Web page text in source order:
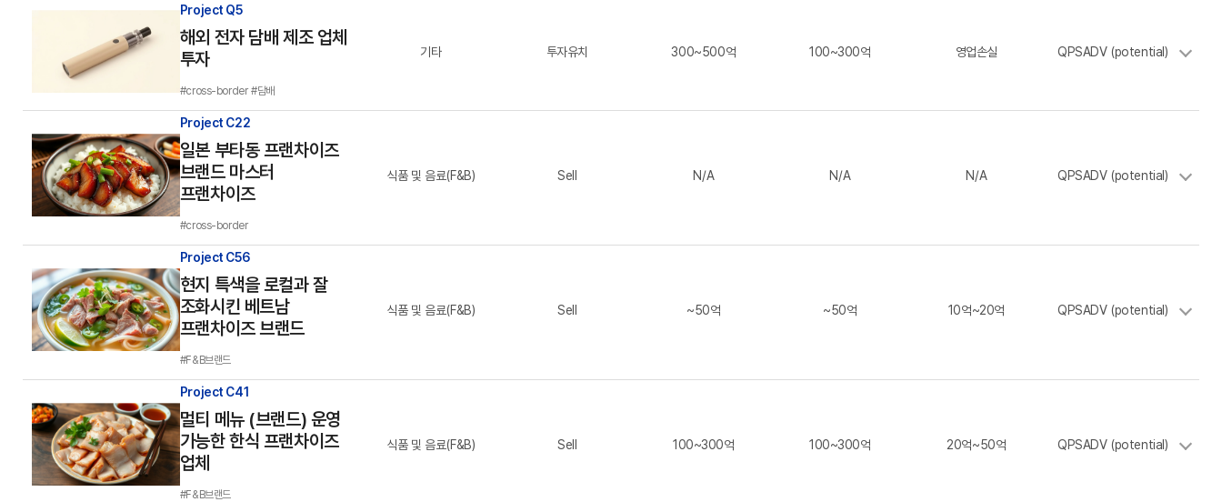
Project Q5
해외 전자 담배 제조 업체
투자
#cross-border #담배
기타 투자유치 300~500억 100~300억 영업손실 QPSADV (potential)
Project C22
일본 부타동 프랜차이즈
브랜드 마스터
프랜차이즈
#cross-border
식품 및 음료(F&B) Sell N/A N/A N/A QPSADV (potential)
Project C56
현지 특색을 로컬과 잘
조화시킨 베트남
프랜차이즈 브랜드
#F&B브랜드
식품 및 음료(F&B) Sell ~50억 ~50억 10억~20억 QPSADV (potential)
Project C41
멀티 메뉴 (브랜드) 운영
가능한 한식 프랜차이즈
업체
#F&B브랜드
식품 및 음료(F&B) Sell 100~300억 100~300억 20억~50억 QPSADV (potential)